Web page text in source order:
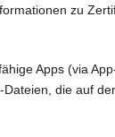
zu
Apps (via
die auf